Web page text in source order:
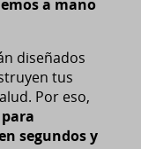
a mano
diseñados
tus
Por eso,
segundos y